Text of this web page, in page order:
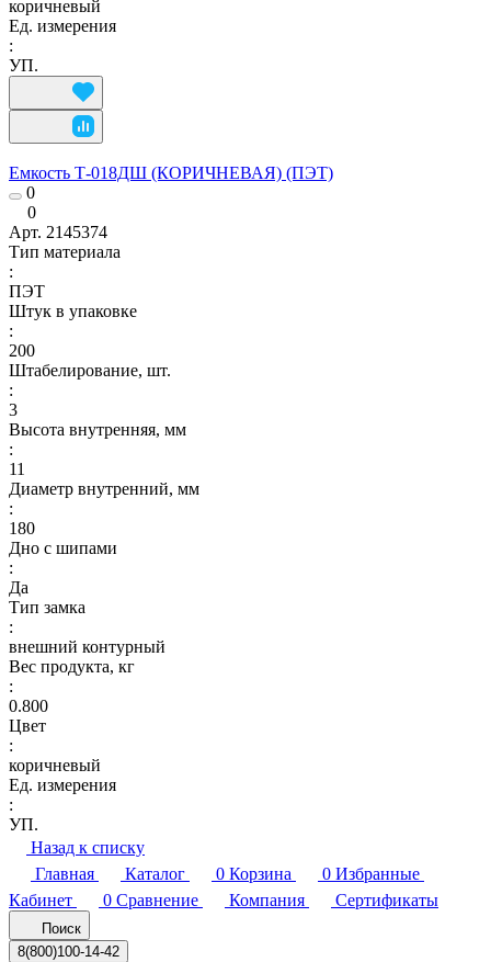
коричневый
Ед. измерения
:
УП.
Емкость Т-018ДШ (КОРИЧНЕВАЯ) (ПЭТ)
0
0
Арт. 2145374
Тип материала
:
ПЭТ
Штук в упаковке
:
200
Штабелирование, шт.
:
3
Высота внутренняя, мм
:
11
Диаметр внутренний, мм
:
180
Дно с шипами
:
Да
Тип замка
:
внешний контурный
Вес продукта, кг
:
0.800
Цвет
:
коричневый
Ед. измерения
:
УП.
Назад к списку
Главная
Каталог 0 Корзина 0 Избранные
Кабинет
0 Сравнение Компания Сертификаты
Поиск
8(800)100-14-42